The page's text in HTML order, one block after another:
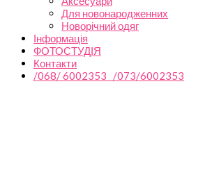
Для новонародженних
Новорічний одяг
Інформація
ФОТОСТУДІЯ
Контакти
/068/ 6002353 /073/6002353